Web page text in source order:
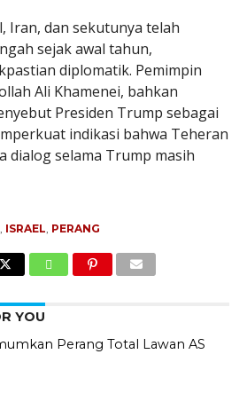
Iran, dan sekutunya telah
sejak awal tahun,
diplomatik. Pemimpin
Ali Khamenei, bahkan
Presiden Trump sebagai
indikasi bahwa Teheran
dialog selama Trump masih
, ISRAEL, PERANG
YOU
Perang Total Lawan AS